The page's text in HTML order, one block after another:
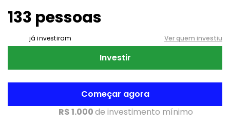
133 pessoas
já investiram Ver quem investiu
Investir
Começar agora
R$ 1.000de investimento mínimo